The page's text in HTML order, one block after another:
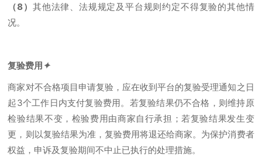
（8） 其他法律、法规规定及平台规则约定不得复验的其他情
况。
复验费用✦
商家对不合格项目申请复验，应在收到平台的复验受理通知之日
起3个工作日内支付复验费用。若复验结果仍不合格，则维持原
检验结果不变，检验费用由商家自行承担；若复验结果发生变
更，则以复验结果为准，复验费用将退还给商家。为保护消费者
权益，申诉及复验期间不中止已执行的处理措施。